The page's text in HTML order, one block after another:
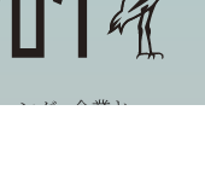
ング, 企業と